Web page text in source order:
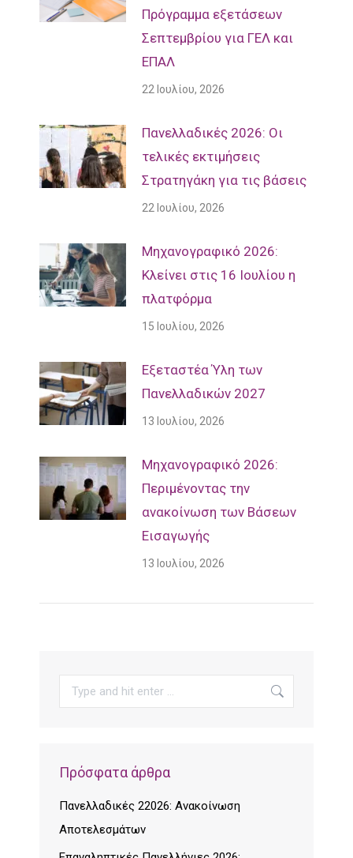
Πρόγραμμα εξετάσεων
Σεπτεμβρίου για ΓΕΛ και
ΕΠΑΛ
22 Ιουλίου, 2026
Πανελλαδικές 2026: Οι
τελικές εκτιμήσεις
Στρατηγάκη για τις βάσεις
22 Ιουλίου, 2026
Μηχανογραφικό 2026:
Κλείνει στις 16 Ιουλίου η
πλατφόρμα
15 Ιουλίου, 2026
Εξεταστέα Ύλη των
Πανελλαδικών 2027
13 Ιουλίου, 2026
Mηχανογραφικό 2026:
Περιμένοντας την
ανακοίνωση των Βάσεων
Εισαγωγής
13 Ιουλίου, 2026
Search:
Πρόσφατα άρθρα
Πανελλαδικές 22026: Ανακοίνωση
Αποτελεσμάτων